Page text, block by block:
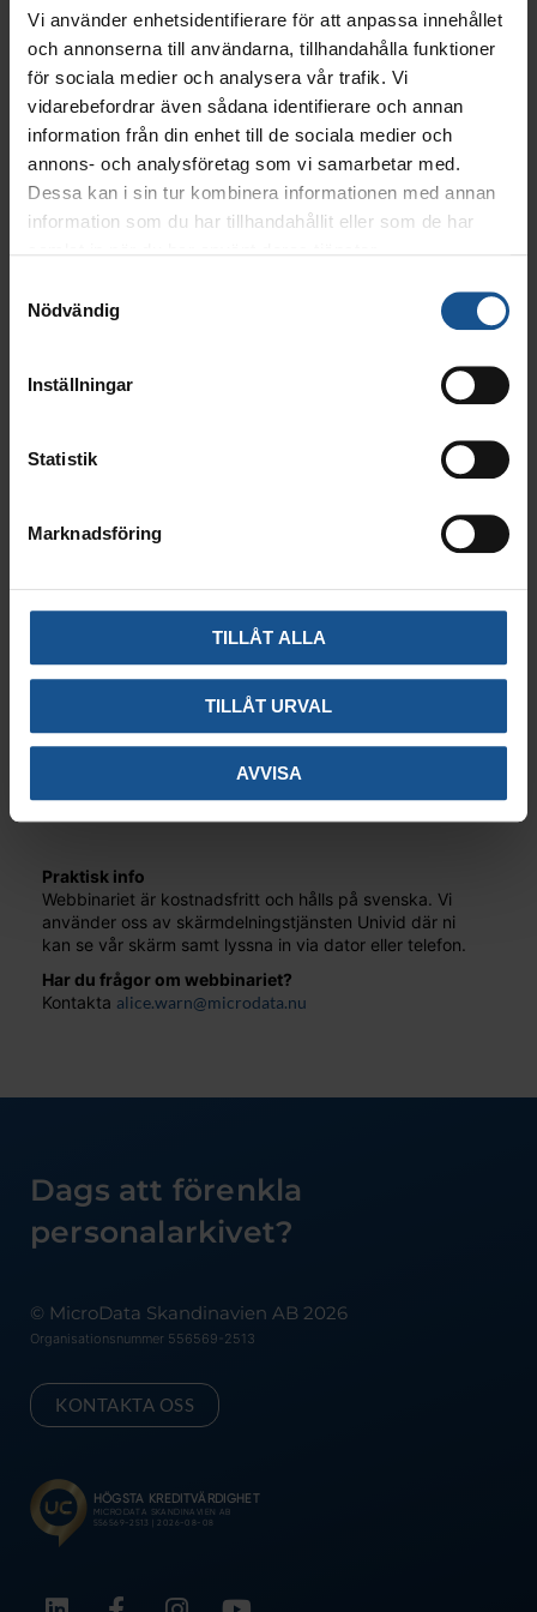
Vi använder enhetsidentifierare för att anpassa innehållet
och annonserna till användarna, tillhandahålla funktioner
för sociala medier och analysera vår trafik. Vi
vidarebefordrar även sådana identifierare och annan
information från din enhet till de sociala medier och
annons- och analysföretag som vi samarbetar med.
Dessa kan i sin tur kombinera informationen med annan
information som du har tillhandahållit eller som de har
Nödvändig
Inställningar
Statistik
Marknadsföring
TILLÅT ALLA
TILLÅT URVAL
AVVISA
INSPIRATION OCH EXEMPEL FRÅN VERKLIGHETEN
KUNDBERÄTTELSER OCH ERFARENHETER
TIPS FÖR ETT LYCKAT INFÖRANDE AV HR-PROCESSER
Vem passar webbinariet?
offentlig sektor och vill ta en aktiv roll i att digitalisera
HR-arbetet.
DATUM:19 mars 2026
ANMÄL DIG HÄR
Praktisk info
Webbinariet är kostnadsfritt och hålls på svenska. Vi
använder oss av skärmdelningstjänsten Univid där ni
kan se vår skärm samt lyssna in via dator eller telefon.
Har du frågor om webbinariet?
Kontakta alice.warn@microdata.nu
Dags att förenkla
personalarkivet?
© MicroData Skandinavien AB 2026
Organisationsnummer 556569-2513
KONTAKTA OSS
L
F
I
Y